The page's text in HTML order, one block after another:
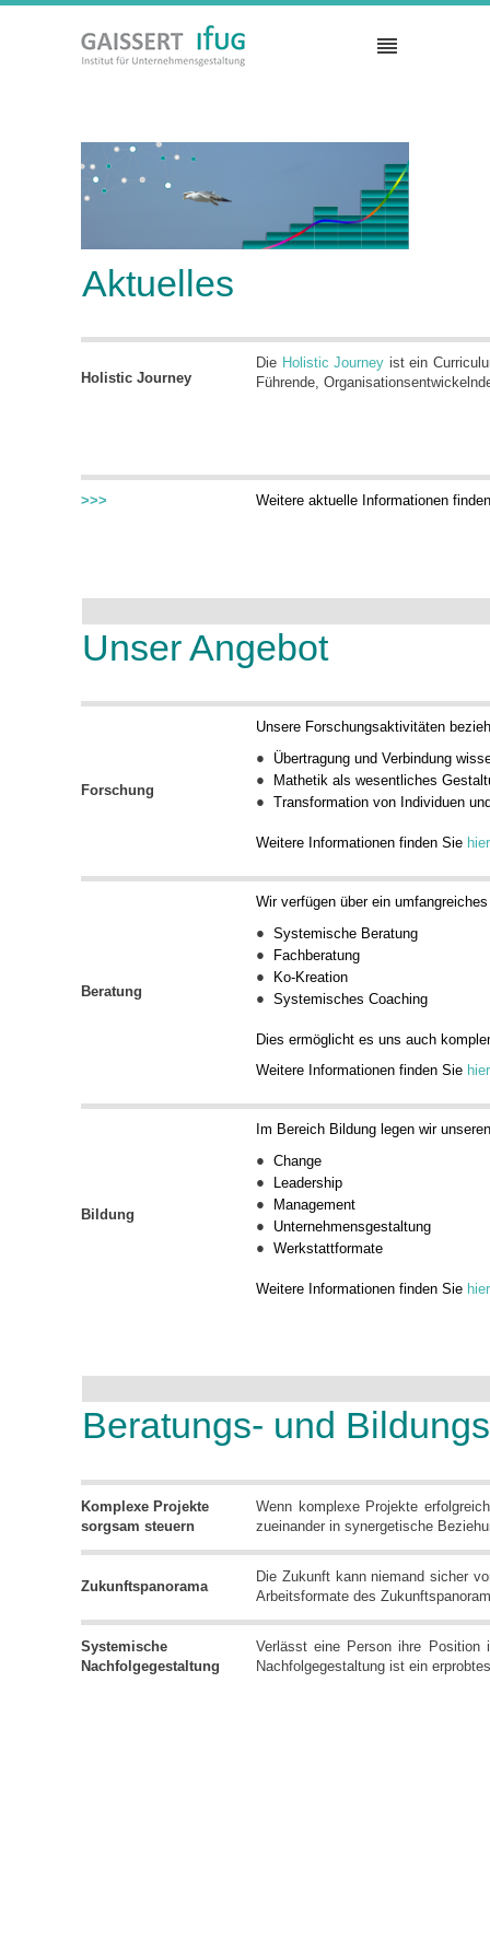
Aktuelles
Holistic Journey
Die Holistic Journey ist ein
Führende,
>>> Weitere aktuelle Informationen
Unser Angebot
Forschung
Unsere Forschungsaktivitäten
Übertragung und Verbindung
Mathetik als wesentliches
Transformation von Individuen
Weitere Informationen finden Sie hier
Beratung
Wir verfügen über ein
Systemische Beratung
Fachberatung
Ko-Kreation
Systemisches Coaching
Dies ermöglicht es uns auch
Weitere Informationen finden Sie hier
Bildung
Im Bereich Bildung legen wir
Change
Leadership
Management
Unternehmensgestaltung
Werkstattformate
Weitere Informationen finden Sie hier
Beratungs- und
Komplexe Projekte
sorgsam steuern
Wenn komplexe Projekte
zueinander in synergetische
Zukunftspanorama
Die Zukunft kann niemand sicher
Arbeitsformate des
Systemische
Nachfolgegestaltung
Verlässt eine Person ihre Position
Nachfolgegestaltung ist ein